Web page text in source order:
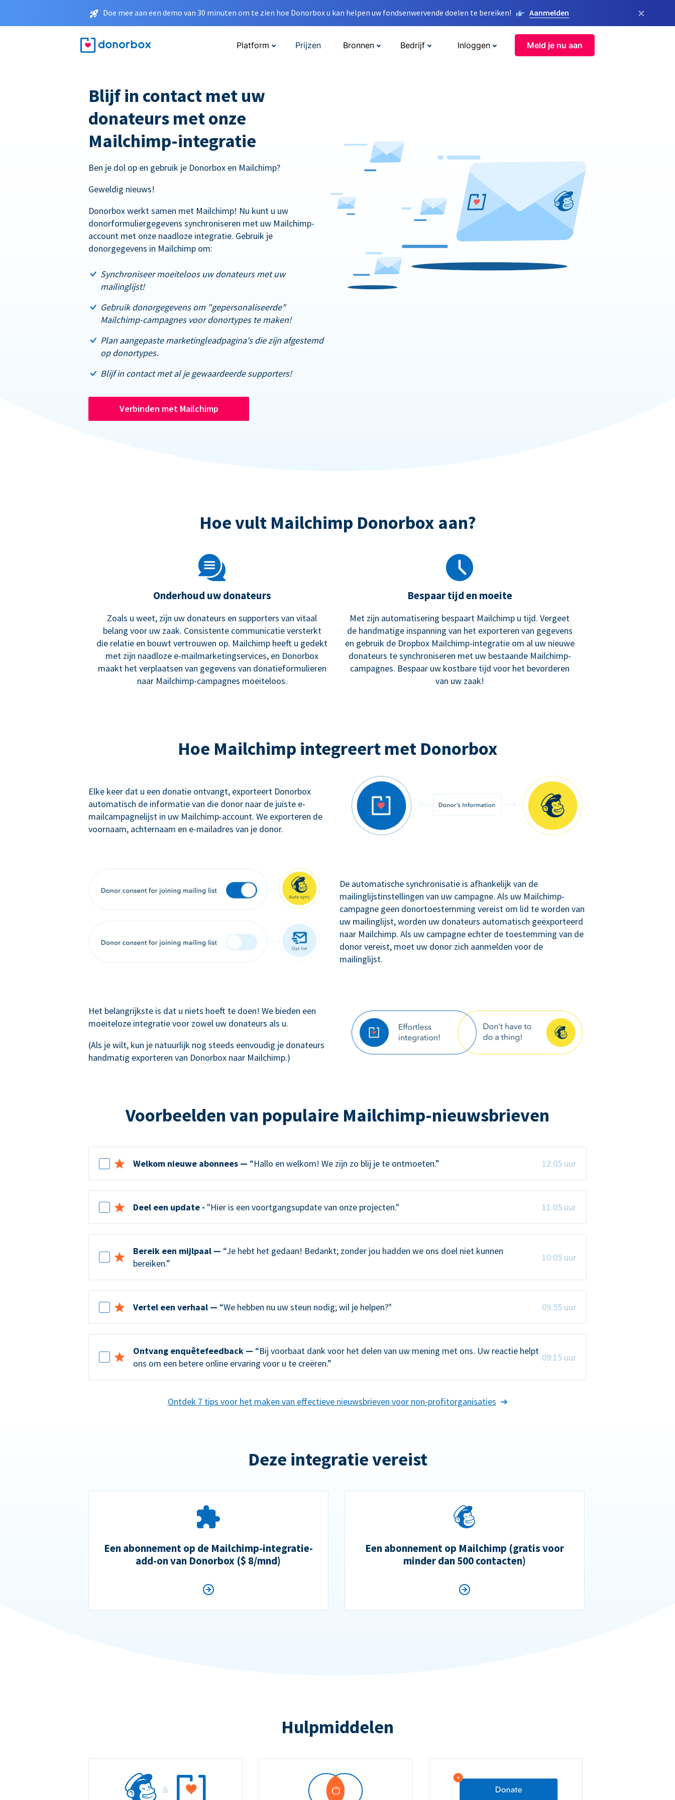
Doe mee aan een demo van 30 minuten om te zien hoe Donorbox u kan helpen uw fondsenwervende doelen te bereiken! Aanmelden ×
Platform Prijzen Bronnen Bedrijf Inloggen Meld je nu aan
Blijf in contact met uw
donateurs met onze
Mailchimp-integratie
Ben je dol op en gebruik je Donorbox en Mailchimp?
Geweldig nieuws!
Donorbox werkt samen met Mailchimp! Nu kunt u uw
donorformuliergegevens synchroniseren met uw Mailchimp-
account met onze naadloze integratie. Gebruik je
donorgegevens in Mailchimp om:
Synchroniseer moeiteloos uw donateurs met uw
mailinglijst!
Gebruik donorgegevens om "gepersonaliseerde"
Mailchimp-campagnes voor donortypes te maken!
Plan aangepaste marketingleadpagina's die zijn afgestemd
op donortypes.
Blijf in contact met al je gewaardeerde supporters!
Verbinden met Mailchimp
Hoe vult Mailchimp Donorbox aan?
Onderhoud uw donateurs
Zoals u weet, zijn uw donateurs en supporters van vitaal
belang voor uw zaak. Consistente communicatie versterkt
die relatie en bouwt vertrouwen op. Mailchimp heeft u gedekt
met zijn naadloze e-mailmarketingservices, en Donorbox
maakt het verplaatsen van gegevens van donatieformulieren
naar Mailchimp-campagnes moeiteloos.
Bespaar tijd en moeite
Met zijn automatisering bespaart Mailchimp u tijd. Vergeet
de handmatige inspanning van het exporteren van gegevens
en gebruik de Dropbox Mailchimp-integratie om al uw nieuwe
donateurs te synchroniseren met uw bestaande Mailchimp-
campagnes. Bespaar uw kostbare tijd voor het bevorderen
van uw zaak!
Hoe Mailchimp integreert met Donorbox
Elke keer dat u een donatie ontvangt, exporteert Donorbox
automatisch de informatie van die donor naar de juiste e-
mailcampagnelijst in uw Mailchimp-account. We exporteren de
voornaam, achternaam en e-mailadres van je donor.
De automatische synchronisatie is afhankelijk van de
mailinglijstinstellingen van uw campagne. Als uw Mailchimp-
campagne geen donortoestemming vereist om lid te worden van
uw mailinglijst, worden uw donateurs automatisch geëxporteerd
naar Mailchimp. Als uw campagne echter de toestemming van de
donor vereist, moet uw donor zich aanmelden voor de
mailinglijst.
Het belangrijkste is dat u niets hoeft te doen! We bieden een
moeiteloze integratie voor zowel uw donateurs als u.
(Als je wilt, kun je natuurlijk nog steeds eenvoudig je donateurs
handmatig exporteren van Donorbox naar Mailchimp.)
Voorbeelden van populaire Mailchimp-nieuwsbrieven
Welkom nieuwe abonnees — “Hallo en welkom! We zijn zo blij je te ontmoeten.” 12:05 uur
Deel een update - "Hier is een voortgangsupdate van onze projecten." 11:05 uur
Bereik een mijlpaal — “Je hebt het gedaan! Bedankt; zonder jou hadden we ons doel niet kunnen
bereiken.”
10:05 uur
Vertel een verhaal — “We hebben nu uw steun nodig; wil je helpen?" 09.55 uur
Ontvang enquêtefeedback — “Bij voorbaat dank voor het delen van uw mening met ons. Uw reactie helpt
ons om een betere online ervaring voor u te creëren.”
09:15 uur
Ontdek 7 tips voor het maken van effectieve nieuwsbrieven voor non-profitorganisaties
Deze integratie vereist
Een abonnement op de Mailchimp-integratie-
add-on van Donorbox ($ 8/mnd)
Een abonnement op Mailchimp (gratis voor
minder dan 500 contacten)
Hulpmiddelen